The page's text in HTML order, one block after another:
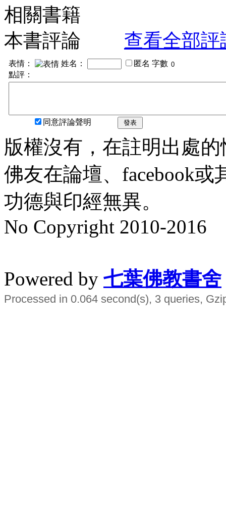
相關書籍
本書評論
查看全部評
表情： 姓名： 匿名 字數
點評：
同意評論聲明 發表
版權沒有，在註明出處
佛友在論壇、facebook
功德與印經無異。
No Copyright 2010-2016
Powered by 七葉佛教書舍
Processed in 0.064 second(s), 3 queries,